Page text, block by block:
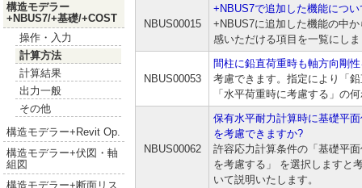
構造モデラー
+NBUS7/+基礎/+COST
操作・入力
計算方法
計算結果
出力一般
その他
構造モデラー+Revit Op.
構造モデラー+伏図・軸
組図
構造モデラー+断面リス
NBUS00015
+NBUS7で追加した機能につ
+NBUS7に追加した機能の中
感いただける項目を一覧にし
NBUS00053
間柱に鉛直荷重時も軸方向剛
考慮できます。指定により「
「水平荷重時に考慮する」の
NBUS00062
保有水平耐力計算時に基礎平
を考慮できますか?
許容応力計算条件の「基礎平
を考慮する」 を選択しますと
いて説明いたします。